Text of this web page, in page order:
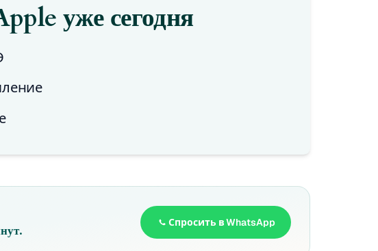
уже сегодня
Спросить в WhatsApp